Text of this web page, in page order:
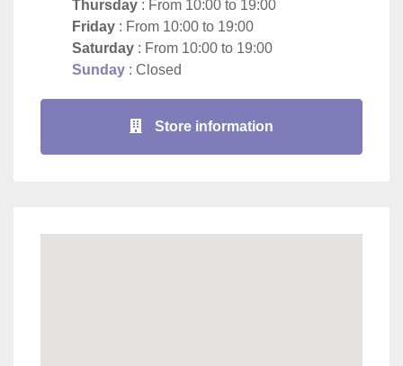
Thursday : From 10:00 to 19:00
Friday : From 10:00 to 19:00
Saturday : From 10:00 to 19:00
Sunday : Closed
Store information